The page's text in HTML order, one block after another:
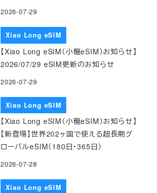
2026-07-29
Xiao Long eSIM
【Xiao Long eSIM（小龍eSIM）お知らせ】
2026/07/29 eSIM更新のお知らせ
2026-07-29
Xiao Long eSIM
【Xiao Long eSIM（小龍eSIM）お知らせ】
【新登場】世界202ヶ国で使える超長期グ
ローバルeSIM（180日・365日）
2026-07-28
Xiao Long eSIM